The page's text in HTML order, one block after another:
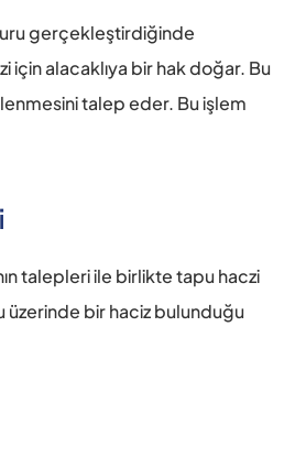
gerçekleştirdiğinde
için alacaklıya bir hak doğar. Bu
talep eder. Bu işlem
talepleri ile birlikte tapu haczi
üzerinde bir haciz bulunduğu